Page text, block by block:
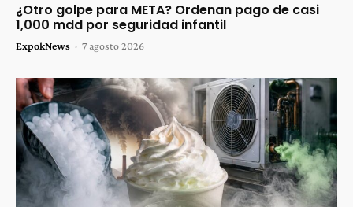
¿Otro golpe para META? Ordenan pago de casi
1,000 mdd por seguridad infantil
ExpokNews - 7 agosto 2026